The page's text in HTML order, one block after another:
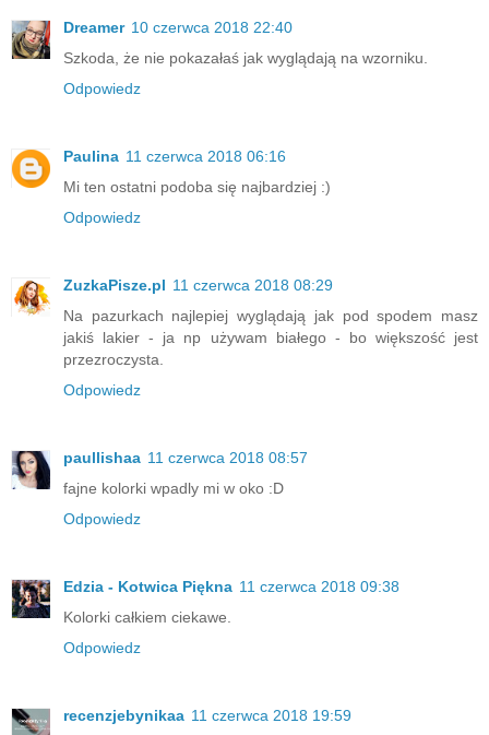
Dreamer 10 czerwca 2018 22:40
Szkoda, że nie pokazałaś jak wyglądają na wzorniku.
Odpowiedz
Paulina 11 czerwca 2018 06:16
Mi ten ostatni podoba się najbardziej :)
Odpowiedz
ZuzkaPisze.pl 11 czerwca 2018 08:29
Na pazurkach najlepiej wyglądają jak pod spodem masz
jakiś lakier - ja np używam białego - bo większość jest
przezroczysta.
Odpowiedz
paullishaa 11 czerwca 2018 08:57
fajne kolorki wpadly mi w oko :D
Odpowiedz
Edzia - Kotwica Piękna 11 czerwca 2018 09:38
Kolorki całkiem ciekawe.
Odpowiedz
recenzjebynikaa 11 czerwca 2018 19:59